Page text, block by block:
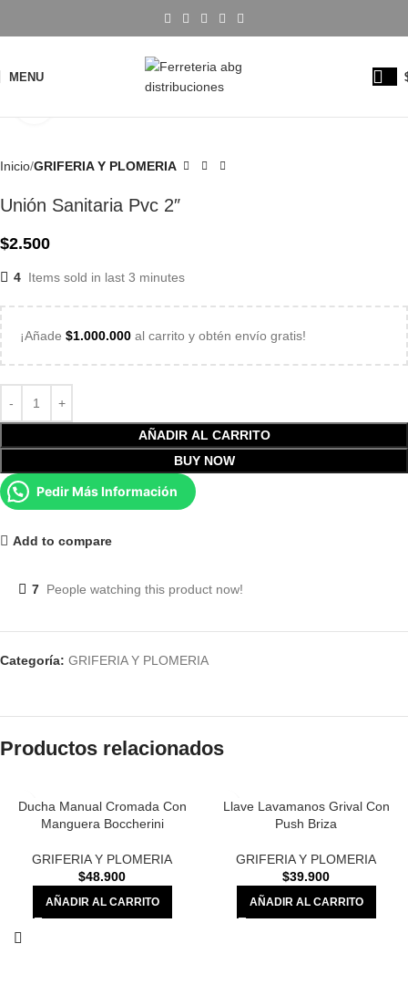
MENU
Inicio GRIFERIA Y PLOMERIA
Unión Sanitaria Pvc 2″
$2.500
4 Items sold in last 3 minutes
¡Añade $1.000.000 al carrito y obtén envío gratis!
AÑADIR AL CARRITO
BUY NOW
Pedir Más Información
Add to compare
7 People watching this product now!
Categoría: GRIFERIA Y PLOMERIA
Productos relacionados
Ducha Manual Cromada Con
Manguera Boccherini
GRIFERIA Y PLOMERIA
$48.900
AÑADIR AL CARRITO
Llave Lavamanos Grival Con
Push Briza
GRIFERIA Y PLOMERIA
$39.900
AÑADIR AL CARRITO